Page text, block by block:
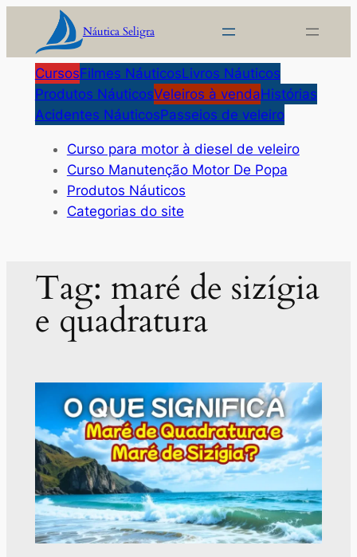
o
conteúdo
Náutica Seligra
CursosFilmes NáuticosLivros Náuticos
Produtos NáuticosVeleiros à vendaHistórias
Acidentes NáuticosPasseios de veleiro
Curso para motor à diesel de veleiro
Curso Manutenção Motor De Popa
Produtos Náuticos
Categorias do site
Tag: maré de sizígia
e quadratura